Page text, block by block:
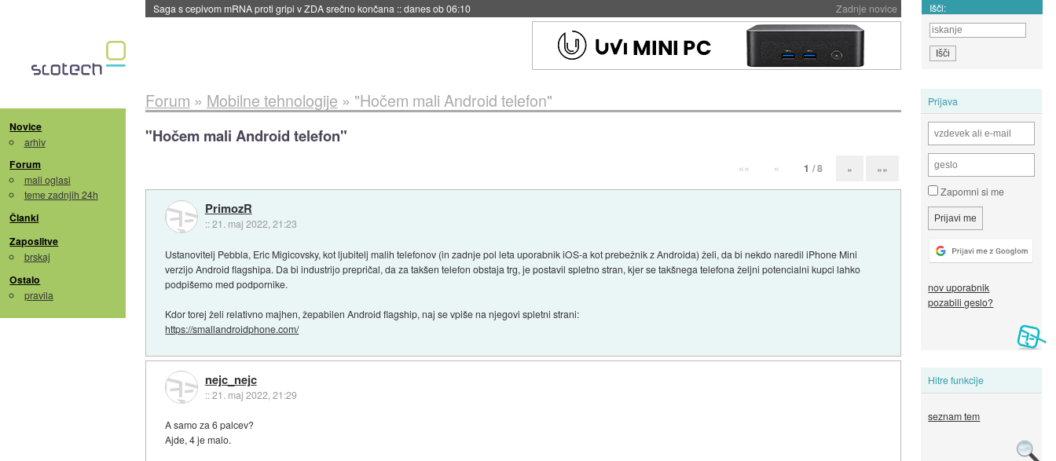
Zadnje novice
Saga s cepivom mRNA proti gripi v ZDA srečno končana ::danes ob 06:10 Išči:
Novice
arhiv
Forum
mali oglasi
teme zadnjih 24h
Članki
Zaposlitve
brskaj
Ostalo
pravila
Prijava
Zapomni si me
nov uporabnik
pozabili geslo?
Hitre funkcije
seznam tem
Forum » Mobilne tehnologije » "Hočem mali Android telefon"
"Hočem mali Android telefon"
«« « 1 / 8 » »»
PrimozR
::21. maj 2022, 21:23
Ustanovitelj Pebbla, Eric Migicovsky, kot ljubitelj malih telefonov (in zadnje pol leta uporabnik iOS-a kot prebežnik z Androida) želi, da bi nekdo naredil iPhone Mini
verzijo Android flagshipa. Da bi industrijo prepričal, da za takšen telefon obstaja trg, je postavil spletno stran, kjer se takšnega telefona željni potencialni kupci lahko
podpišemo med podpornike.
Kdor torej želi relativno majhen, žepabilen Android flagship, naj se vpiše na njegovi spletni strani:
https://smallandroidphone.com/
nejc_nejc
::21. maj 2022, 21:29
A samo za 6 palcev?
Ajde, 4 je malo.